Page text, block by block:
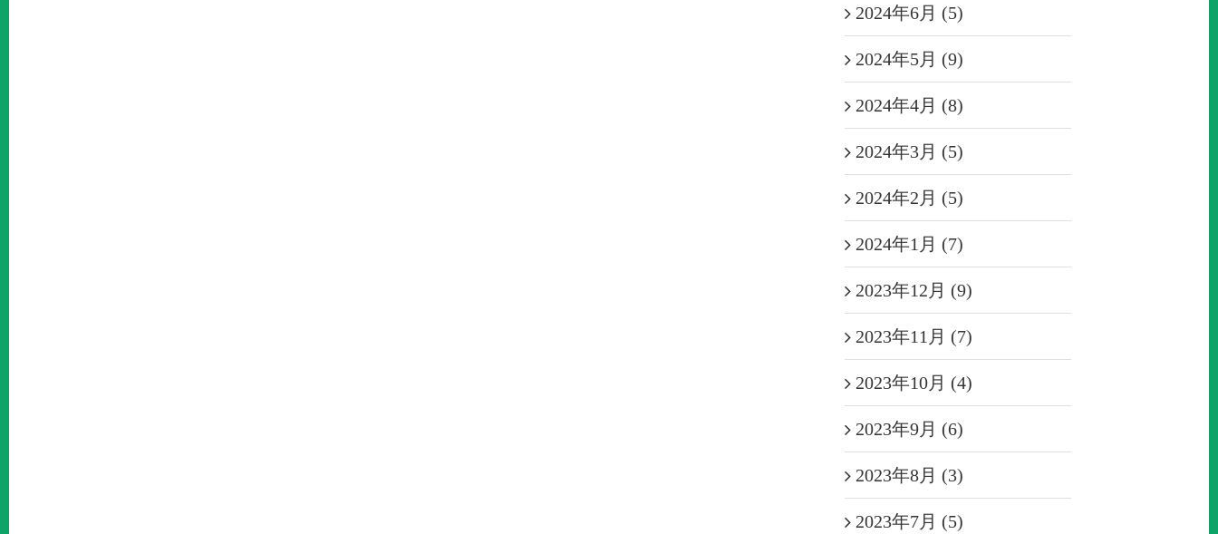
2024年6月 (5)
2024年5月 (9)
2024年4月 (8)
2024年3月 (5)
2024年2月 (5)
2024年1月 (7)
2023年12月 (9)
2023年11月 (7)
2023年10月 (4)
2023年9月 (6)
2023年8月 (3)
2023年7月 (5)